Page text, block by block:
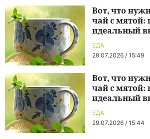
ЕДА
29.07.2026 / 15:49
Вот, что
чай с мятой:
идеальный
ЕДА
29.07.2026 / 15:44
Вот, что
чай с мятой:
идеальный